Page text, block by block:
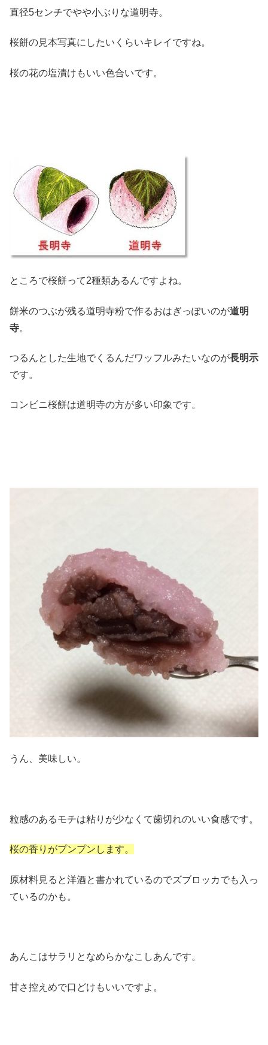
直径5センチでやや小ぶりな道明寺。
桜餅の見本写真にしたいくらいキレイですね。
桜の花の塩漬けもいい色合いです。
ところで桜餅って2種類あるんですよね。
餅米のつぶが残る道明寺粉で作るおはぎっぽいのが道明
寺。
つるんとした生地でくるんだワッフルみたいなのが長明示
です。
コンビニ桜餅は道明寺の方が多い印象です。
うん、美味しい。
粒感のあるモチは粘りが少なくて歯切れのいい食感です。
桜の香りがプンプンします。
原材料見ると洋酒と書かれているのでズブロッカでも入っ
ているのかも。
あんこはサラリとなめらかなこしあんです。
甘さ控えめで口どけもいいですよ。